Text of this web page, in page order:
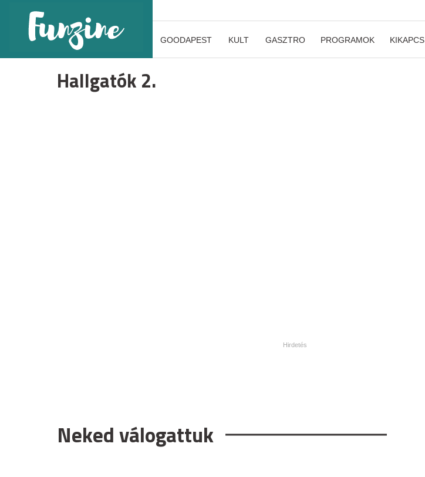
GOODAPEST KULT GASZTRO PROGRAMOK KIKAPCS
Hallgatók 2.
Neked válogattuk